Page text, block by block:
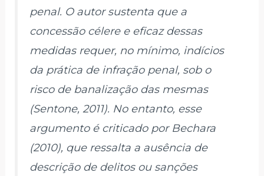
penal. O autor sustenta que a
concessão célere e eficaz dessas
medidas requer, no mínimo, indícios
da prática de infração penal, sob o
risco de banalização das mesmas
(Sentone, 2011). No entanto, esse
argumento é criticado por Bechara
(2010), que ressalta a ausência de
descrição de delitos ou sanções